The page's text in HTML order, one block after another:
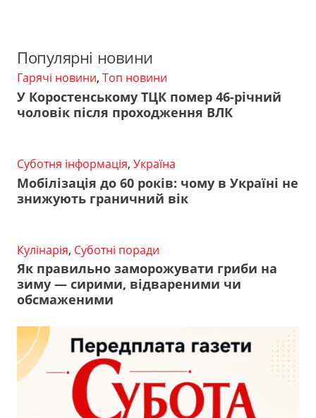
Популярні новини
Гарячі новини, Топ новини
У Коростенському ТЦК помер 46-річний
чоловік після проходження ВЛК
Суботня інформація, Україна
Мобілізація до 60 років: чому в Україні не
знижують граничний вік
Кулінарія, Суботні поради
Як правильно заморожувати гриби на
зиму — сирими, відвареними чи
обсмаженими